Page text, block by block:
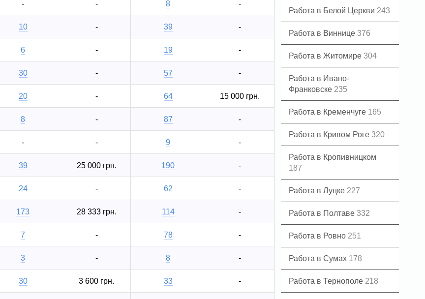
- - 8 -
10 - 39 -
6 - 19 -
30 - 57 -
20 - 64 15 000 грн.
8 - 87 -
- - 9 -
39 25 000 грн. 190 -
24 - 62 -
173 28 333 грн. 114 -
7 - 78 -
3 - 8 -
30 3 600 грн. 33 -
Работа в Белой Церкви 243
Работа в Виннице 376
Работа в Житомире 304
Работа в Ивано-
Франковске 235
Работа в Кременчуге 165
Работа в Кривом Роге 320
Работа в Кропивницком
187
Работа в Луцке 227
Работа в Полтаве 332
Работа в Ровно 251
Работа в Сумах 178
Работа в Тернополе 218